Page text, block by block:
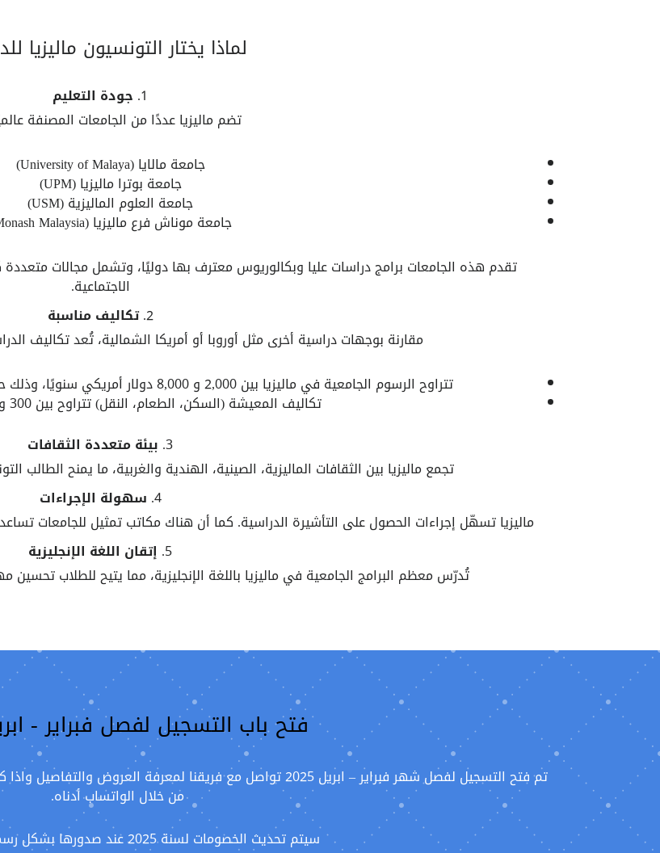
لماذا يختار التونسيون ماليزيا
1. جودة التعليم
تضم ماليزيا عددًا من الجامعات المصنفة
جامعة مالايا (University of Malaya)
جامعة بوترا ماليزيا (UPM)
جامعة العلوم الماليزية (USM)
جامعة موناش فرع ماليزيا (Monash Malaysia)
تقدم هذه الجامعات برامج دراسات عليا وبكالوريوس معترف بها دوليًا، وتشمل مجالات متعددة
الاجتماعية.
2. تكاليف مناسبة
مقارنة بوجهات دراسية أخرى مثل أوروبا أو أمريكا الشمالية، تُعد تكاليف
تتراوح الرسوم الجامعية في ماليزيا بين 2,000 و 8,000 دولار أمريكي سنويًا، وذلك حسب التخصص الدراسي والجامعة المختارة.
تكاليف المعيشة (السكن، الطعام، النقل) تتراوح بين 300 و 600 دولار شهريًا.
3. بيئة متعددة الثقافات
تجمع ماليزيا بين الثقافات الماليزية، الصينية، الهندية والغربية، ما يمنح الطالب
4. سهولة الإجراءات
ماليزيا تسهّل إجراءات الحصول على التأشيرة الدراسية. كما أن هناك مكاتب تمثيل للجامعات
5. إتقان اللغة الإنجليزية
تُدرّس معظم البرامج الجامعية في ماليزيا باللغة الإنجليزية، مما يتيح للطلاب
فتح باب التسجيل لفصل فبراير - ابريل
تم فتح التسجيل لفصل شهر فبراير – ابريل 2025 تواصل مع فريقنا
من خلال الواتساب أدناه.
سيتم تحديث الخصومات لسنة 2025 عند صدورها بشكل رسمي من الجامعة